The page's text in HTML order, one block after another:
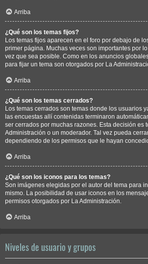
Arriba
¿Qué son los temas fijos?
Los temas fijos aparecen en el foro por debajo de
primer página. Muchas veces son importantes por
vez que sea posible. Como en los anuncios
para fijar un tema son otorgados por La
Arriba
¿Qué son los temas cerrados?
Los temas cerrados son temas donde los usuarios
las encuestas allí contenidas terminaron
ser cerrados por muchas razones. Esta decisión es
Administración o un moderador. Tal vez pueda
dependiendo de los permisos que le hayan
Arriba
¿Qué son los iconos para los temas?
Son imágenes elegidas por el autor del tema para
mismo. La posibilidad de usar iconos en los
permisos otorgados por La Administración.
Arriba
Niveles de usuario y grupos